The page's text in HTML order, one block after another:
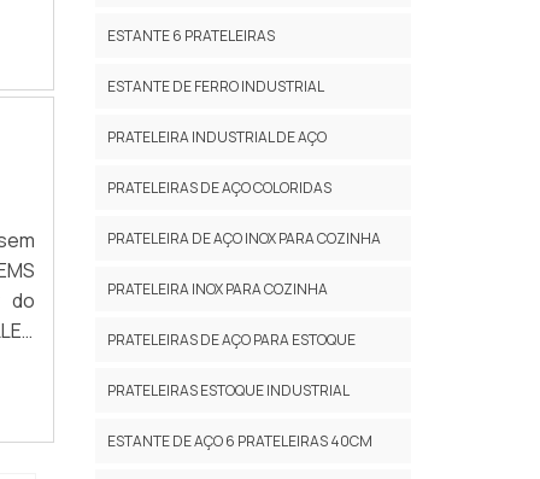
de
por
do
ESTANTE 6 PRATELEIRAS
ESTANTE DE FERRO INDUSTRIAL
PRATELEIRA INDUSTRIAL DE AÇO
PRATELEIRAS DE AÇO COLORIDAS
PRATELEIRA DE AÇO INOX PARA COZINHA
PRATELEIRA INOX PARA COZINHA
PRATELEIRAS DE AÇO PARA ESTOQUE
PRATELEIRAS ESTOQUE INDUSTRIAL
ESTANTE DE AÇO 6 PRATELEIRAS 40CM